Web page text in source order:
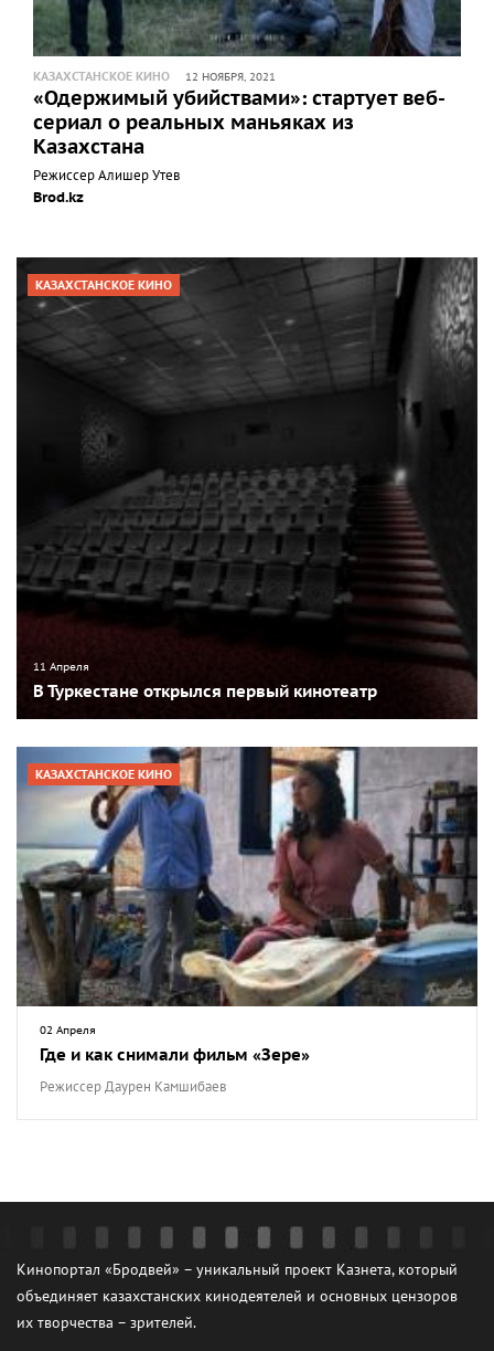
КАЗАХСТАНСКОЕ КИНО 12 НОЯБРЯ, 2021
«Одержимый убийствами»: стартует веб-
сериал о реальных маньяках из
Казахстана
Режиссер Алишер Утев
Brod.kz
КАЗАХСТАНСКОЕ КИНО
11 Апреля
В Туркестане открылся первый кинотеатр
КАЗАХСТАНСКОЕ КИНО
02 Апреля
Где и как снимали фильм «Зере»
Режиссер Даурен Камшибаев
Кинопортал «Бродвей» – уникальный проект Казнета, который
объединяет казахстанских кинодеятелей и основных цензоров
их творчества – зрителей.